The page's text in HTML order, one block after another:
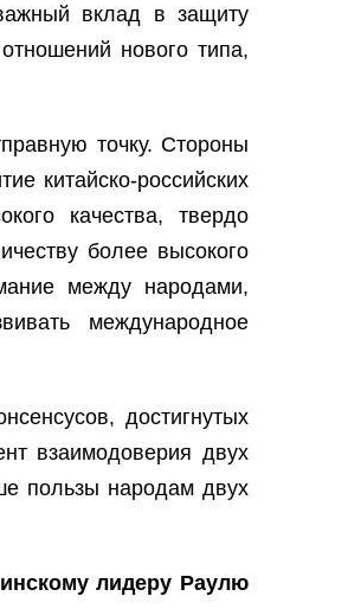
вклад в защиту
нового типа,
точку. Стороны
китайско-российских
качества, твердо
более высокого
между народами,
международное
достигнутых
взаимодоверия двух
пользы народам двух
лидеру Раулю